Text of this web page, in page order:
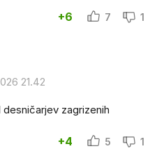
+6 7 1
21.42
zagrizenih
+4 5 1